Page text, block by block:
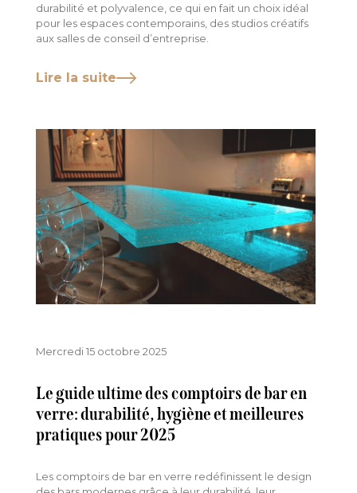
durabilité et polyvalence, ce qui en fait un choix idéal
pour les espaces contemporains, des studios créatifs
aux salles de conseil d’entreprise.
Lire la suite
Mercredi 15 octobre 2025
Le guide ultime des comptoirs de bar en
verre: durabilité, hygiène et meilleures
pratiques pour 2025
Les comptoirs de bar en verre redéfinissent le design